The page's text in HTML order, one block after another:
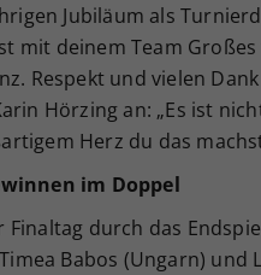
Jubiläum als
mit deinem Team
Respekt und vielen
Hörzing an: „Es ist
Herz du das
im Doppel
durch das
Babos (Ungarn) und